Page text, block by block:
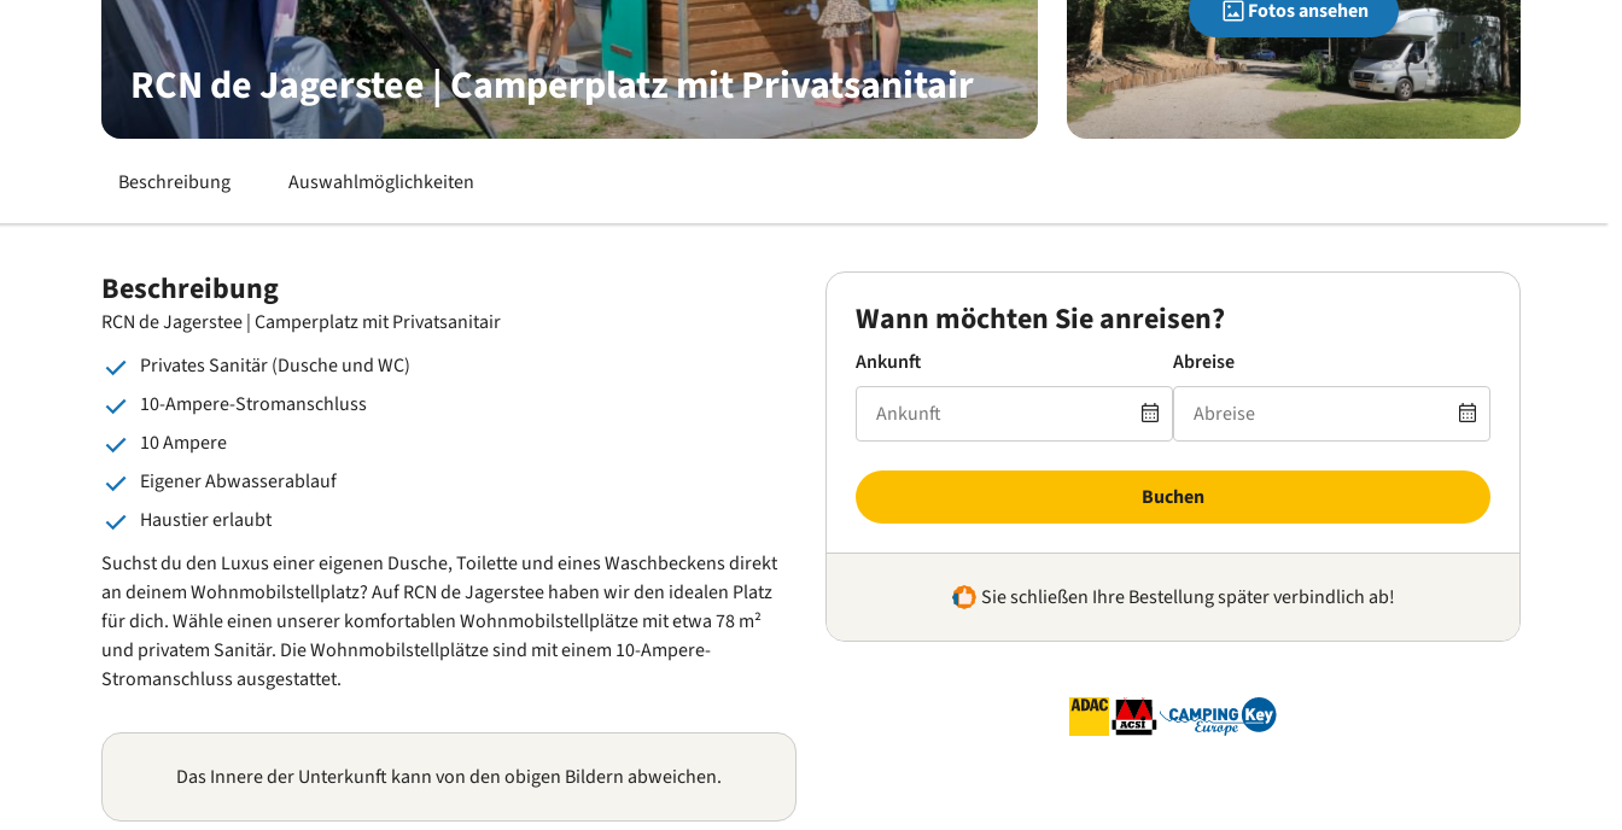
RCN de Jagerstee | Camperplatz mit Privatsanitair
Fotos ansehen
Beschreibung Auswahlmöglichkeiten
Beschreibung
RCN de Jagerstee | Camperplatz mit Privatsanitair
Privates Sanitär (Dusche und WC)
10-Ampere-Stromanschluss
10 Ampere
Eigener Abwasserablauf
Haustier erlaubt
Suchst du den Luxus einer eigenen Dusche, Toilette und eines Waschbeckens direkt
an deinem Wohnmobilstellplatz? Auf RCN de Jagerstee haben wir den idealen Platz
für dich. Wähle einen unserer komfortablen Wohnmobilstellplätze mit etwa 78 m²
und privatem Sanitär. Die Wohnmobilstellplätze sind mit einem 10-Ampere-
Stromanschluss ausgestattet.
Das Innere der Unterkunft kann von den obigen Bildern abweichen.
Wann möchten Sie anreisen?
Ankunft Abreise
Buchen
Sie schließen Ihre Bestellung später verbindlich ab!